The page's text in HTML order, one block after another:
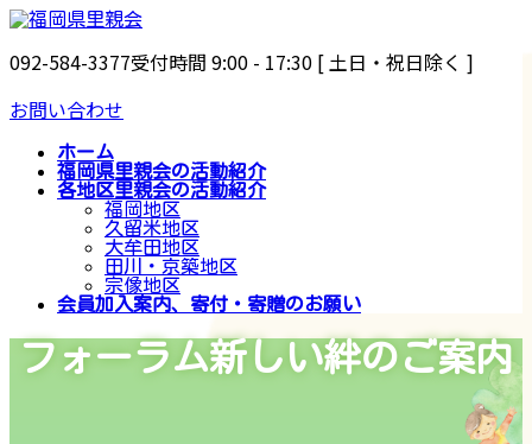
コ
ン
テ
ン
ナ
ビ
ゲ
ー
092-584-3377受付時間 9:00 - 17:30 [ 土日・祝日除く ]
お問い合わせ
ホーム
福岡県里親会の活動紹介
各地区里親会の活動紹介
福岡地区
久留米地区
大牟田地区
田川・京築地区
宗像地区
会員加入案内、寄付・寄贈のお願い
フォーラム新しい絆のご案内